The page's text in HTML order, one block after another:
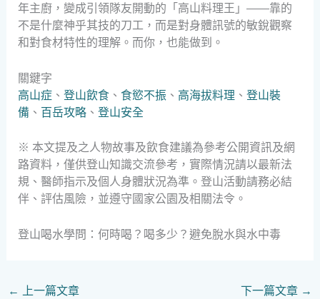
年主廚，變成引領隊友開動的「高山料理王」——靠的
不是什麼神乎其技的刀工，而是對身體訊號的敏銳觀察
和對食材特性的理解。而你，也能做到。
關鍵字
高山症、 登山飲食、 食慾不振 、 高海拔料理 、 登山裝
備、 百岳攻略、 登山安全
※ 本文提及之人物故事及飲食建議為參考公開資訊及網
路資料，僅供登山知識交流參考，實際情況請以最新法
規、醫師指示及個人身體狀況為準。登山活動請務必結
伴、評估風險，並遵守國家公園及相關法令。
登山喝水學問：何時喝？喝多少？避免脫水與水中毒
← 上一篇文章 下一篇文章 →